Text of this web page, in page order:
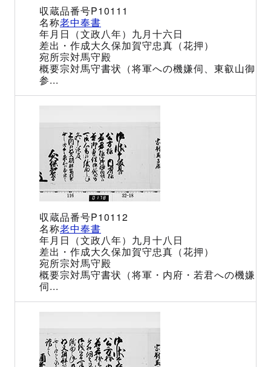
P10111
老中奉書
（文政八年）九月十六日
大久保加賀守忠真（花押）
宗対馬守殿
宗対馬守書状（将軍への機嫌伺、東叡山御
参...
P10112
老中奉書
（文政八年）九月十八日
大久保加賀守忠真（花押）
宗対馬守殿
宗対馬守書状（将軍・内府・若君への機嫌
伺...